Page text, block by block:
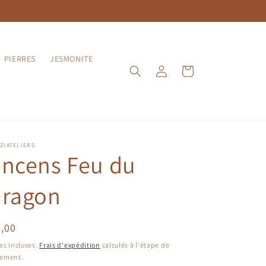
PIERRES JESMONITE
Connexion Panier
Feu du
incluses. Frais d'expédition calculés à l'étape de